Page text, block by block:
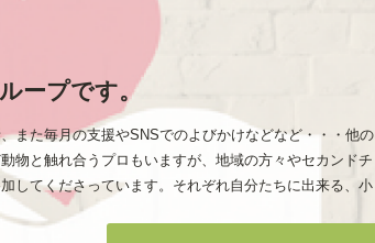
ープです。
また毎月の支援やSNSでのよびかけなどなど・・・他の
物と触れ合うプロもいますが、地域の方々やセカンドチ
してくださっています。それぞれ自分たちに出来る、小